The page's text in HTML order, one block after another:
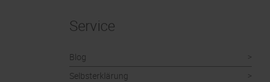
Service
Blog
Selbsterklärung